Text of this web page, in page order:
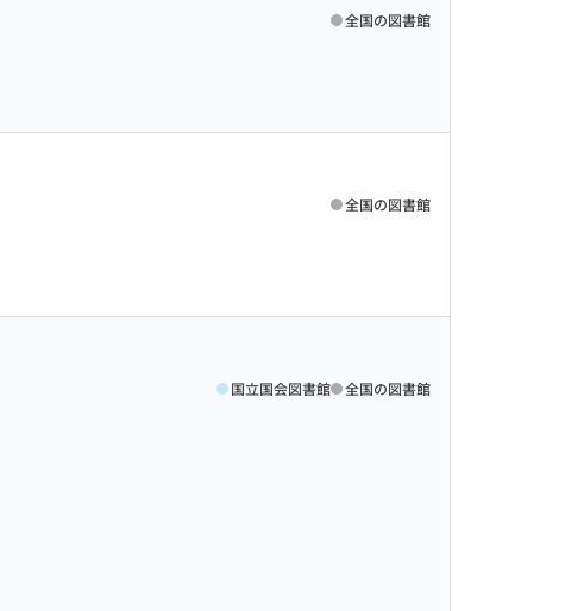
全国の図書館
全国の図書館
国立国会図書館 全国の図書館